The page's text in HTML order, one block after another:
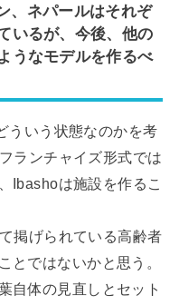
、ネパールはそれぞ
いるが、今後、他の
うなモデルを作るべ
ういう状態なのかを考
ランチャイズ形式では
Ibashoは施設を作るこ
掲げられている高齢者
とではないかと思う。
自体の見直しとセット